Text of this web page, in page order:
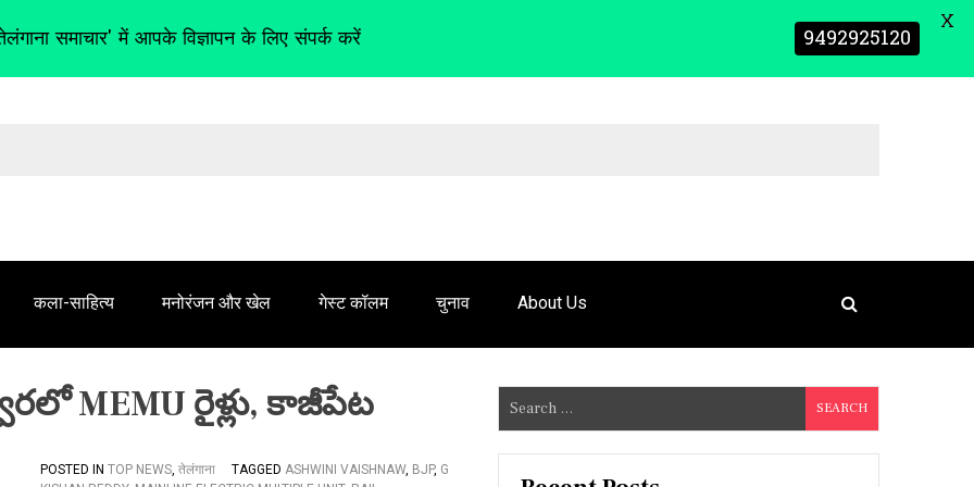
कला-साहित्य मनोरंजन और खेल गेस्ट कॉलम चुनाव About Us
MEMU రైళ్లు, కాజీపేట
POSTED IN TOP NEWS, तेलंगाना TAGGED ASHWINI VAISHNAW, BJP, G
e
a
समाचार' में आपके विज्ञापन के लिए संपर्क करें 9492925120 X